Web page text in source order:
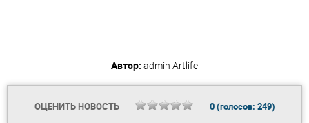
Автор: admin Artlife
ОЦЕНИТЬ НОВОСТЬ 0(голосов: 249)